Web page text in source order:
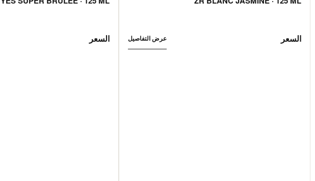
السعر عرض التفاصيل السعر